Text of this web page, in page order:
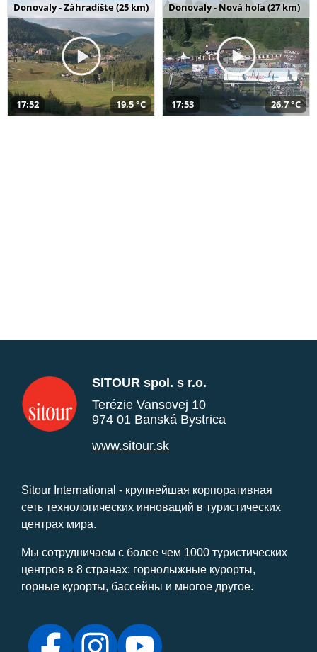
Donovaly - Záhradište (25 km)
17:52 19,5 °C
Donovaly - Nová hoľa (27 km)
17:53 26,7 °C
SITOUR spol. s r.o.
Terézie Vansovej 10
974 01 Banská Bystrica
www.sitour.sk
Sitour International - крупнейшая корпоративная
сеть технологических инноваций в туристических
центрах мира.
Мы сотрудничаем с более чем 1000 туристических
центров в 8 странах: горнолыжные курорты,
горные курорты, бассейны и многое другое.